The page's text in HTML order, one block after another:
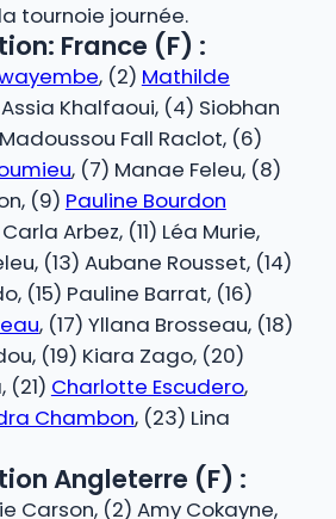
tournoie journée.
France (F) :
, (2) Mathilde
Khalfaoui, (4) Siobhan
Fall Raclot, (6)
, (7) Manae Feleu, (8)
(9) Pauline Bourdon
Arbez, (11) Léa Murie,
(13) Aubane Rousset, (14)
(15) Pauline Barrat, (16)
, (17) Yllana Brosseau, (18)
(19) Kiara Zago, (20)
(21) Charlotte Escudero,
Chambon, (23) Lina
Angleterre (F) :
Carson, (2) Amy Cokayne,